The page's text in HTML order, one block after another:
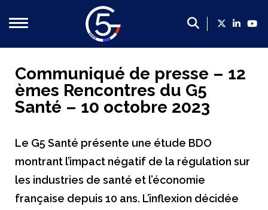
Qui sommes-nous ?
Présentation du G5 Santé
Présentation des dirigeants
Les membres du G5 santé
Contact
Nos propositions
Communiqué de presse – 12
èmes Rencontres du G5
Santé – 10 octobre 2023
Le G5 Santé présente une étude BDO
montrant l’impact négatif de la régulation sur
les industries de santé et l’économie
française depuis 10 ans. L’inflexion décidée